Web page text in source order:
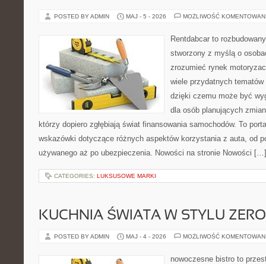
POSTED BY ADMIN MAJ - 5 - 2026 MOŻLIWOŚĆ
Rentdabcar to
stworzony z myślą o
zrozumieć rynek
wiele przydatnych
dzięki czemu może być
dla osób planujących
którzy dopiero zgłębiają świat finansowania samochodów. To
wskazówki dotyczące różnych aspektów korzystania z auta, od
używanego aż po ubezpieczenia. Nowości na stronie Nowości […]
CATEGORIES: LUKSUSOWE MARKI
KUCHNIA ŚWIATA W STYLU
POSTED BY ADMIN MAJ - 4 - 2026 MOŻLIWOŚĆ
nowoczesne bistro to